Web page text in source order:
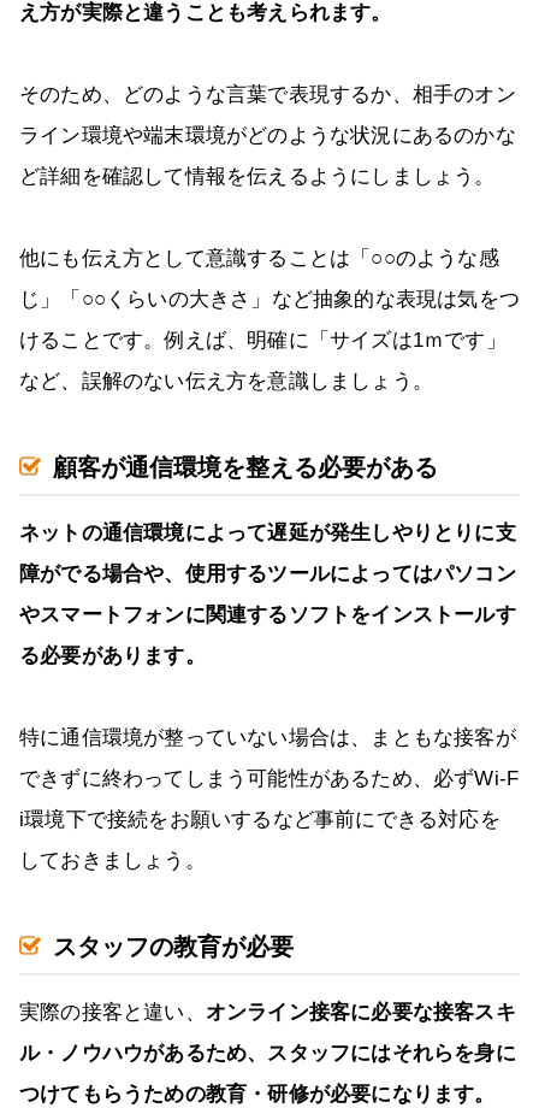
え方が実際と違うことも考えられます。
そのため、どのような言葉で表現するか、相手のオン
ライン環境や端末環境がどのような状況にあるのかな
ど詳細を確認して情報を伝えるようにしましょう。
他にも伝え方として意識することは「○○のような感
じ」「○○くらいの大きさ」など抽象的な表現は気をつ
けることです。例えば、明確に「サイズは1ｍです」
など、誤解のない伝え方を意識しましょう。
顧客が通信環境を整える必要がある
ネットの通信環境によって遅延が発生しやりとりに支
障がでる場合や、使用するツールによってはパソコン
やスマートフォンに関連するソフトをインストールす
る必要があります。
特に通信環境が整っていない場合は、まともな接客が
できずに終わってしまう可能性があるため、必ずWi-F
i環境下で接続をお願いするなど事前にできる対応を
しておきましょう。
スタッフの教育が必要
実際の接客と違い、 オンライン接客に必要な接客スキ
ル・ノウハウがあるため、スタッフにはそれらを身に
つけてもらうための教育・研修が必要になります。